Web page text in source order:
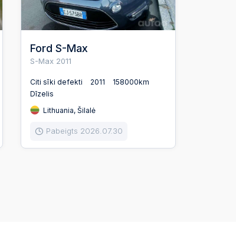
Ford S-Max
S-Max 2011
Citi sīki defekti 2011
158000km
Dīzelis
Lithuania, Šilalė
Pabeigts 2026.07.30